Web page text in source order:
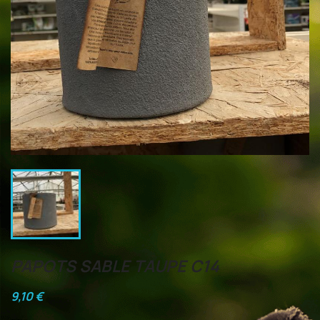
PAPOTS SABLE TAUPE C14
9,10 €